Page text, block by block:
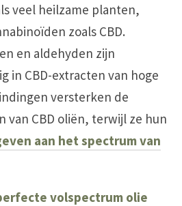
veel heilzame planten,
zoals CBD.
en aldehyden zijn
in CBD-extracten van hoge
versterken de
van CBD oliën, terwijl ze hun
aan het spectrum van
volspectrum olie